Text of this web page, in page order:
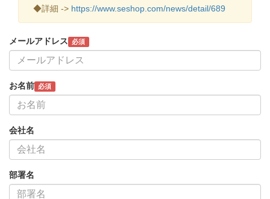
◆詳細 -> https://www.seshop.com/news/detail/689
メールアドレス 必須
お名前 必須
会社名
部署名